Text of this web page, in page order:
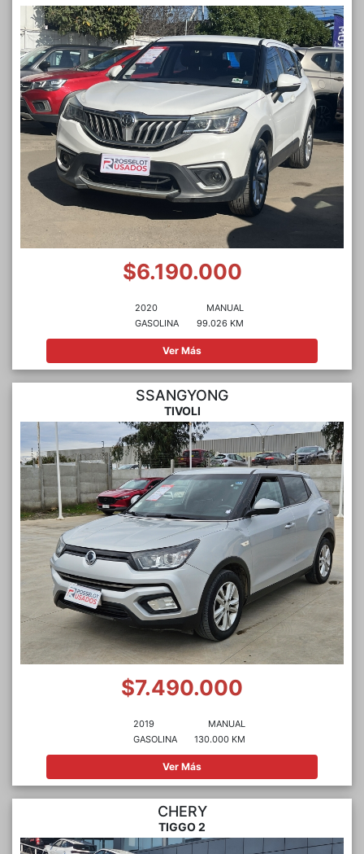
$6.190.000
2020
GASOLINA
MANUAL
99.026 KM
Ver Más
SSANGYONG
TIVOLI
$7.490.000
2019
GASOLINA
MANUAL
130.000 KM
Ver Más
CHERY
TIGGO 2